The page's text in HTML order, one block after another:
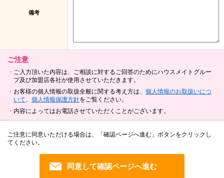
備考
ご注意
ご入力頂いた内容は、ご相談に対するご回答のためにハウスメイトグルー
プ及び加盟店各社が使用させていただきます。
お客様の個人情報の取扱全般に関する考え方は、 個人情報のお取扱いにつ
いて
個人情報保護方針をご覧ください。
内容によってはお電話させていただくことがございます。
ご注意に同意いただける場合は、「確認ページへ進む」ボタンをクリックし
てください。